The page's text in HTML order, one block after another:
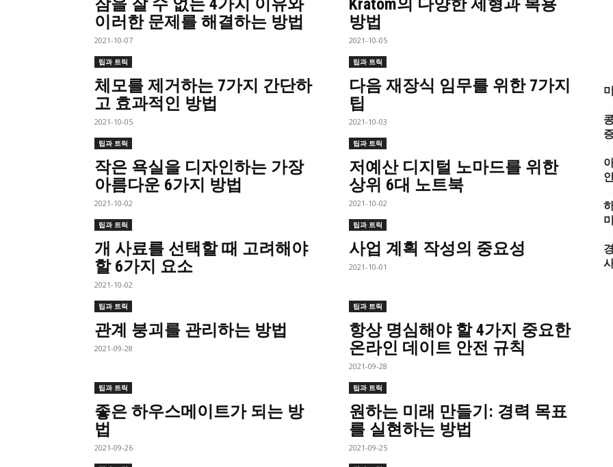
잠을 잘 수 없는 4가지 이유와
이러한 문제를 해결하는 방법
2021-10-07
Kratom의 다양한 제형과 복용
방법
2021-10-05
팁과 트릭
체모를 제거하는 7가지 간단하
고 효과적인 방법
2021-10-05
팁과 트릭
다음 재장식 임무를 위한 7가지
팁
2021-10-03
팁과 트릭
작은 욕실을 디자인하는 가장
아름다운 6가지 방법
2021-10-02
팁과 트릭
저예산 디지털 노마드를 위한
상위 6대 노트북
2021-10-02
팁과 트릭
개 사료를 선택할 때 고려해야
할 6가지 요소
2021-10-02
팁과 트릭
사업 계획 작성의 중요성
2021-10-01
팁과 트릭
관계 붕괴를 관리하는 방법
2021-09-28
팁과 트릭
항상 명심해야 할 4가지 중요한
온라인 데이트 안전 규칙
2021-09-28
팁과 트릭
좋은 하우스메이트가 되는 방
법
2021-09-26
팁과 트릭
원하는 미래 만들기: 경력 목표
를 실현하는 방법
2021-09-25